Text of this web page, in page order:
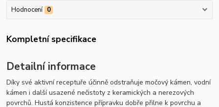
Hodnocení 0
Kompletní specifikace
Detailní informace
Díky své aktivní receptuře účinně odstraňuje močový kámen, vodní
kámen i další usazené nečistoty z keramických a nerezových
povrchů. Hustá konzistence přípravku dobře přilne k povrchu a